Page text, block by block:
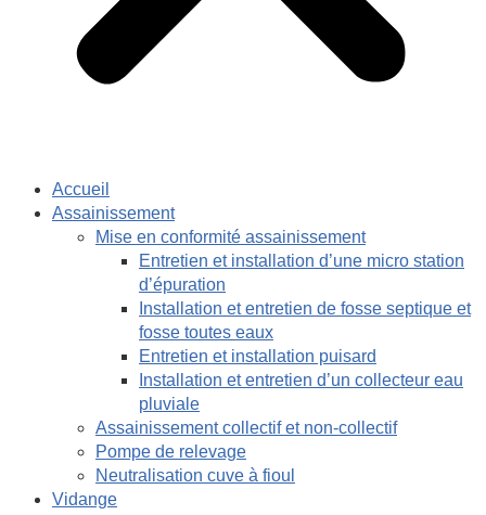
Accueil
Assainissement
Mise en conformité assainissement
Entretien et installation d’une micro station
d’épuration
Installation et entretien de fosse septique et
fosse toutes eaux
Entretien et installation puisard
Installation et entretien d’un collecteur eau
pluviale
Assainissement collectif et non-collectif
Pompe de relevage
Neutralisation cuve à fioul
Vidange